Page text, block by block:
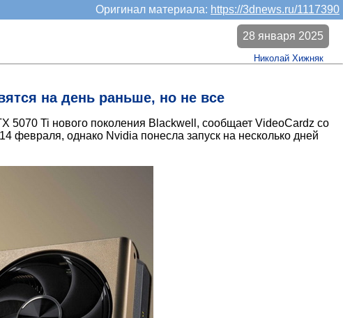
Оригинал материала: https://3dnews.ru/1117390
на день раньше, но не все
28 января 2025
Николай Хижняк
Ti нового поколения Blackwell, сообщает VideoCardz со
февраля, однако Nvidia понесла запуск на несколько дней